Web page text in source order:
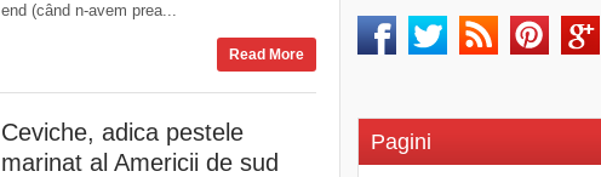
end (când n-avem prea...
Read More
Ceviche, adica pestele
marinat al Americii de sud
Pagini